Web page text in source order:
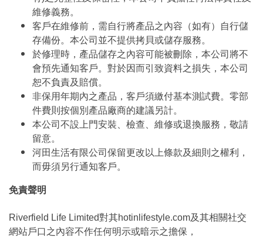
維修義務。
客戶在維修前，需自行將產品之內容（如有）自行儲
存備份。本公司並不提供拷貝或儲存服務。
於修理時，產品儲存之內容可能被刪除，本公司將不
會預先通知客戶。對於因而引致資料之損失，本公司
恕不負責及賠償。
非保用年期內之產品，客戶須繳付基本測試費。零部
件費則按個別產品廠商的建議另計。
本公司不設上門安裝、檢查、維修或退換服務，敬請
留意。
河田生活有限公司保留更改以上條款及細則之權利，
而毋須另行通知客戶。
免責聲明
Riverfield Life Limited對其hotinlifestyle.com及其相關社交
網站戶口之內容不作任何明示或暗示之擔保，